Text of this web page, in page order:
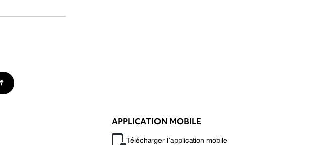
APPLICATION MOBILE
Télécharger l’application mobile